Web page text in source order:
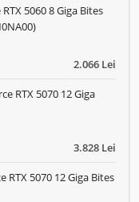
2.066 Lei
5060 8 Giga Bites
3.828 Lei
RTX 5070 12 Giga
RTX 5070 12 Giga Bites